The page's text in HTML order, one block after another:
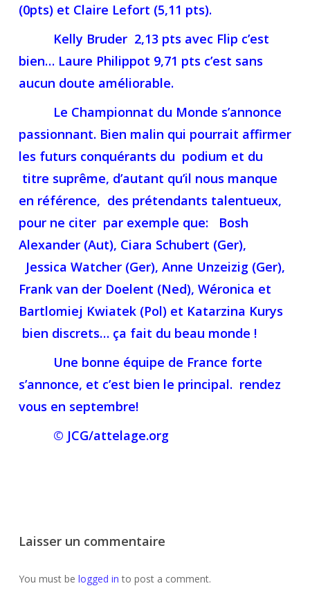
(0pts) et Claire Lefort (5,11 pts).
Kelly Bruder 2,13 pts avec Flip c’est
bien… Laure Philippot 9,71 pts c’est sans
aucun doute améliorable.
Le Championnat du Monde s’annonce
passionnant. Bien malin qui pourrait affirmer
les futurs conquérants du podium et du
titre suprême, d’autant qu’il nous manque
en référence, des prétendants talentueux,
pour ne citer par exemple que: Bosh
Alexander (Aut), Ciara Schubert (Ger),
Jessica Watcher (Ger), Anne Unzeizig (Ger),
Frank van der Doelent (Ned), Wéronica et
Bartlomiej Kwiatek (Pol) et Katarzina Kurys
bien discrets… ça fait du beau monde !
Une bonne équipe de France forte
s’annonce, et c’est bien le principal. rendez
vous en septembre!
© JCG/attelage.org
Laisser un commentaire
You must be logged in to post a comment.